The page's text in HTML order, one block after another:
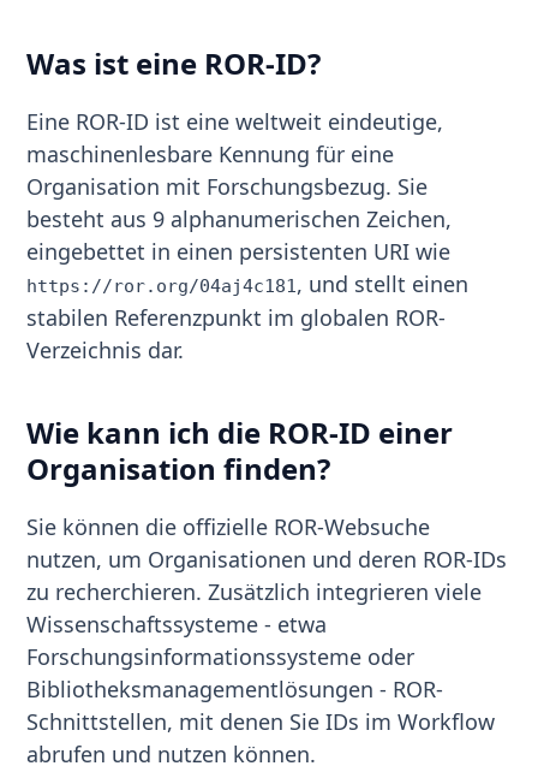
Was ist eine ROR-ID?
Eine ROR-ID ist eine weltweit eindeutige,
maschinenlesbare Kennung für eine
Organisation mit Forschungsbezug. Sie
besteht aus 9 alphanumerischen Zeichen,
eingebettet in einen persistenten URI wie
https://ror.org/04aj4c181 , und stellt einen
stabilen Referenzpunkt im globalen ROR-
Verzeichnis dar.
Wie kann ich die ROR-ID einer
Organisation finden?
Sie können die offizielle ROR-Websuche
nutzen, um Organisationen und deren ROR-IDs
zu recherchieren. Zusätzlich integrieren viele
Wissenschaftssysteme - etwa
Forschungsinformationssysteme oder
Bibliotheksmanagementlösungen - ROR-
Schnittstellen, mit denen Sie IDs im Workflow
abrufen und nutzen können.